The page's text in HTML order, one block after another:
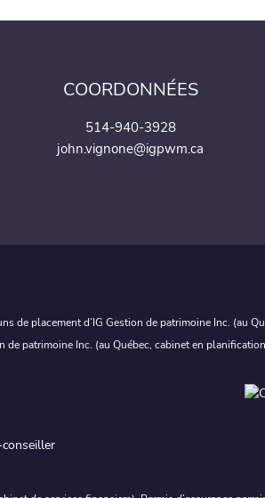
COORDONNÉES
514-940-3928
john.vignone@igpwm.ca
placement d’IG Gestion de patrimoine Inc. (au
patrimoine Inc. (au Québec, cabinet en